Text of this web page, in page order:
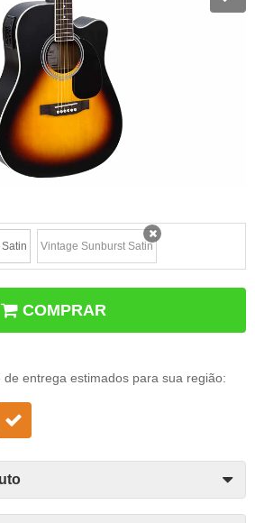
Vintage Sunburst Satin
x
COMPRAR
entrega estimados para sua região: